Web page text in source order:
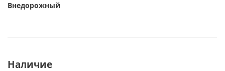
Внедорожный
Наличие